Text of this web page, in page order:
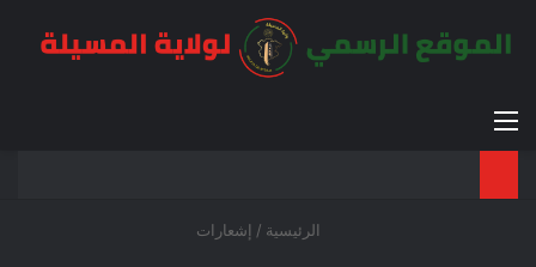
القائمة
الرئيسية / إشعارات